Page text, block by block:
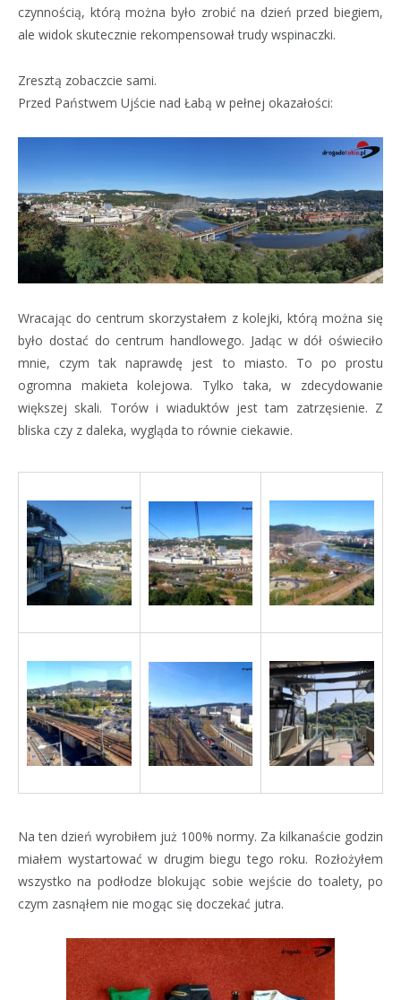
czynnością, którą można było zrobić na dzień przed biegiem,
ale widok skutecznie rekompensował trudy wspinaczki.
Zresztą zobaczcie sami.
Przed Państwem Ujście nad Łabą w pełnej okazałości:
Wracając do centrum skorzystałem z kolejki, którą można się
było dostać do centrum handlowego. Jadąc w dół oświeciło
mnie, czym tak naprawdę jest to miasto. To po prostu
ogromna makieta kolejowa. Tylko taka, w zdecydowanie
większej skali. Torów i wiaduktów jest tam zatrzęsienie. Z
bliska czy z daleka, wygląda to równie ciekawie.
Na ten dzień wyrobiłem już 100% normy. Za kilkanaście godzin
miałem wystartować w drugim biegu tego roku. Rozłożyłem
wszystko na podłodze blokując sobie wejście do toalety, po
czym zasnąłem nie mogąc się doczekać jutra.